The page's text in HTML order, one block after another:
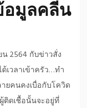
มูลคลีน
2564 กับข่าวสั่ง
เวลาเข้าครัว…ทำ
ยคนคงเบื่อกับโควิด
ดเชื้อนั้นจะอยู่ที่